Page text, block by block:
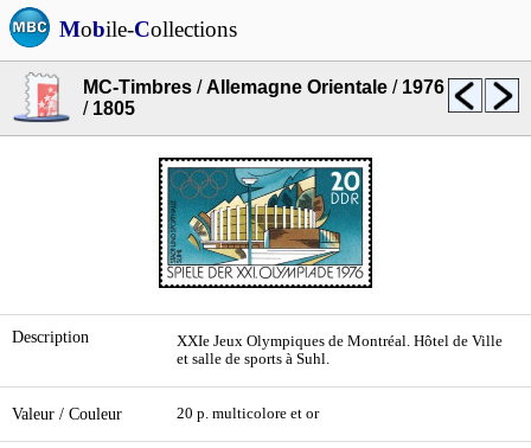
Mobile-Collections
MC-Timbres /Allemagne Orientale / 1976
/ 1805
Description
XXIe Jeux Olympiques de Montréal. Hôtel de Ville
et salle de sports à Suhl.
Valeur / Couleur 20 p. multicolore et or